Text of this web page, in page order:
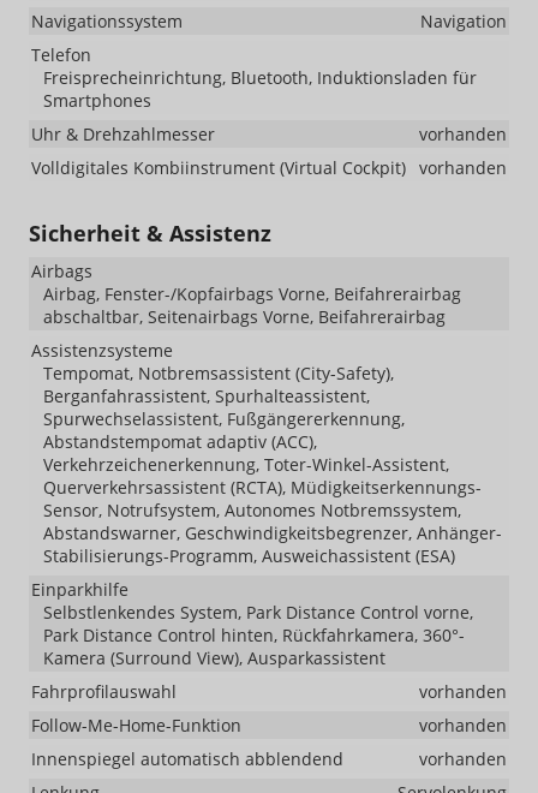
Navigationssystem
Navigation
Telefon
Freisprecheinrichtung, Bluetooth, Induktionsladen für
Smartphones
Uhr & Drehzahlmesser
vorhanden
Volldigitales Kombiinstrument (Virtual Cockpit) vorhanden
Sicherheit & Assistenz
Airbags
Airbag, Fenster-/Kopfairbags Vorne, Beifahrerairbag
abschaltbar, Seitenairbags Vorne, Beifahrerairbag
Assistenzsysteme
Tempomat, Notbremsassistent (City-Safety),
Berganfahrassistent, Spurhalteassistent,
Spurwechselassistent, Fußgängererkennung,
Abstandstempomat adaptiv (ACC),
Verkehrzeichenerkennung, Toter-Winkel-Assistent,
Querverkehrsassistent (RCTA), Müdigkeitserkennungs-
Sensor, Notrufsystem, Autonomes Notbremssystem,
Abstandswarner, Geschwindigkeitsbegrenzer, Anhänger-
Stabilisierungs-Programm, Ausweichassistent (ESA)
Einparkhilfe
Selbstlenkendes System, Park Distance Control vorne,
Park Distance Control hinten, Rückfahrkamera, 360°-
Kamera (Surround View), Ausparkassistent
Fahrprofilauswahl
vorhanden
Follow-Me-Home-Funktion
vorhanden
Innenspiegel automatisch abblendend
vorhanden